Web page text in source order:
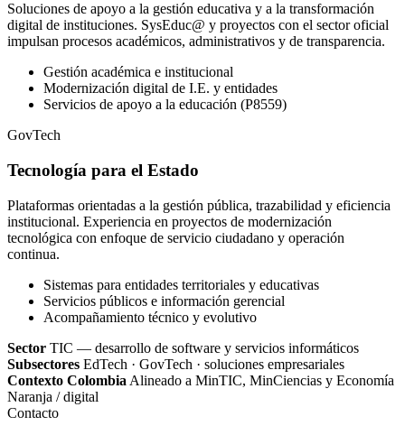
Soluciones de apoyo a la gestión educativa y a la transformación
digital de instituciones. SysEduc@ y proyectos con el sector oficial
impulsan procesos académicos, administrativos y de transparencia.
Gestión académica e institucional
Modernización digital de I.E. y entidades
Servicios de apoyo a la educación (P8559)
GovTech
Tecnología para el Estado
Plataformas orientadas a la gestión pública, trazabilidad y eficiencia
institucional. Experiencia en proyectos de modernización
tecnológica con enfoque de servicio ciudadano y operación
continua.
Sistemas para entidades territoriales y educativas
Servicios públicos e información gerencial
Acompañamiento técnico y evolutivo
Sector TIC — desarrollo de software y servicios informáticos
Subsectores EdTech · GovTech · soluciones empresariales
Contexto Colombia Alineado a MinTIC, MinCiencias y Economía
Naranja / digital
Contacto